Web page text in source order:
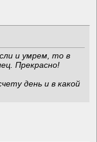
и умрем, то в
Прекрасно!
день и в какой